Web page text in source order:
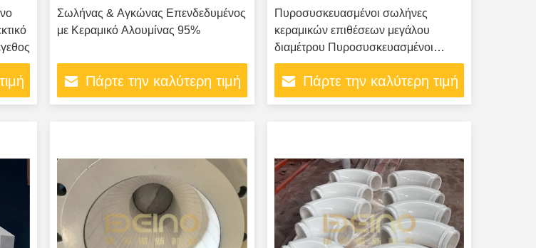
Σωλήνας & Αγκώνας Επενδεδυμένος
με Κεραμικό Αλουμίνας 95%
Πάρτε την καλύτερη τιμή
Πυροσυσκευασμένοι σωλήνες
κεραμικών επιθέσεων μεγάλου
διαμέτρου Πυροσυσκευασμένοι
σωλήνες κεραμικών κεραμικών
πλακών Πυροσυσκευασμένοι
σωλήνες κεραμικών επιθέσεων για τη
Πάρτε την καλύτερη τιμή